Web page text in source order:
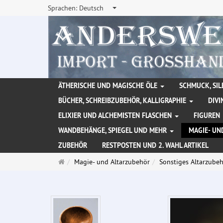
Sprachen: Deutsch
ÄTHERISCHE UND MAGISCHE ÖLE
SCHMUCK,
BÜCHER, SCHREIBZUBEHÖR, KALLIGRAPHIE
ELIXIER UND ALCHEMISTEN FLASCHEN
FIGUREN
WANDBEHÄNGE, SPIEGEL UND MEHR
MAGIE-
ZUBEHÖR
RESTPOSTEN UND 2. WAHL ARTIKEL
Startseite
Magie- und Altarzubehör Sonstiges